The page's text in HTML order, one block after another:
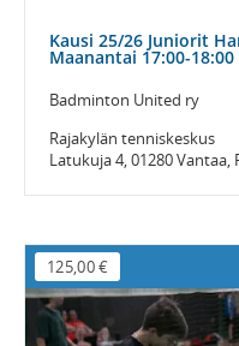
Kausi 25/26 Juniorit
Maanantai 17:00-18:00
Badminton United ry
Rajakylän tenniskeskus
Latukuja 4, 01280 Vantaa,
125,00 €